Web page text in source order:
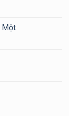
Một